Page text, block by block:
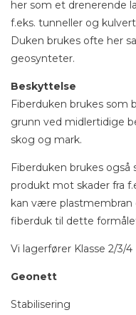
her som et drenerende
f.eks. tunneller og
Duken brukes ofte her
geosynteter.
Beskyttelse
Fiberduken brukes som
grunn ved midlertidige
skog og mark.
Fiberduken brukes
produkt mot skader fra
kan være plastmembran
fiberduk til dette
Vi lagerfører Klasse 2/3/4
Geonett
Stabilisering